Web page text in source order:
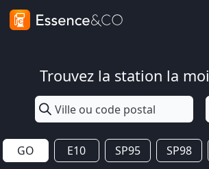
Trouvez la station la
GO E10 SP95 SP98